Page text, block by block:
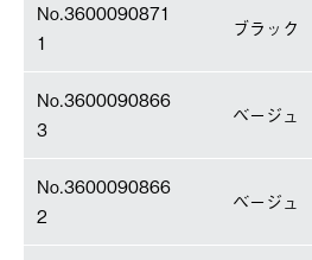
No.3600090871
1
ブラック
No.3600090866
3
ベージュ
No.3600090866
2
ベージュ